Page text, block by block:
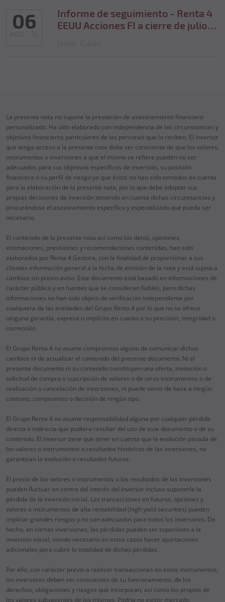
06
Informe de seguimiento - Renta 4
EEUU Acciones FI a cierre de julio
La presente nota no supone la prestación de asesoramiento financiero
personalizado. Ha sido elaborado con independencia de las circunstancias y
objetivos financieros particulares de las personas que lo reciben. El inversor
que tenga acceso a la presente nota debe ser consciente de que los valores,
instrumentos o inversiones a que el mismo se refiere pueden no ser
adecuados para sus objetivos específicos de inversión, su posición
financiera o su perfil de riesgo ya que éstos no han sido tomados en cuenta
para la elaboración de la presente nota, por lo que debe adoptar sus
propias decisiones de inversión teniendo en cuenta dichas circunstancias y
procurándose el asesoramiento específico y especializado que pueda ser
necesario.
El contenido de la presente nota así como los datos, opiniones,
estimaciones, previsiones y recomendaciones contenidas, han sido
elaborados por Renta 4 Gestora, con la finalidad de proporcionar a sus
clientes información general a la fecha de emisión de la nota y está sujeta a
cambios sin previo aviso. Este documento está basado en informaciones de
carácter público y en fuentes que se consideran fiables, pero dichas
informaciones no han sido objeto de verificación independiente por
cualquiera de las entidades del Grupo Renta 4 por lo que no se ofrece
ninguna garantía, expresa o implícita en cuanto a su precisión, integridad o
corrección.
El Grupo Renta 4 no asume compromiso alguno de comunicar dichos
cambios ni de actualizar el contenido del presente documento. Ni el
presente documento ni su contenido constituyen una oferta, invitación o
solicitud de compra o suscripción de valores o de otros instrumentos o de
realización o cancelación de inversiones, ni puede servir de base a ningún
contrato, compromiso o decisión de ningún tipo.
El Grupo Renta 4 no asume responsabilidad alguna por cualquier pérdida
directa o indirecta que pudiera resultar del uso de este documento o de su
contenido. El inversor tiene que tener en cuenta que la evolución pasada de
los valores o instrumentos o resultados históricos de las inversiones, no
garantizan la evolución o resultados futuros.
El precio de los valores o instrumentos o los resultados de las inversiones
pueden fluctuar en contra del interés del inversor incluso suponerle la
pérdida de la inversión inicial. Las transacciones en futuros, opciones y
valores o instrumentos de alta rentabilidad (high yield securities) pueden
implicar grandes riesgos y no son adecuados para todos los inversores. De
hecho, en ciertas inversiones, las pérdidas pueden ser superiores a la
inversión inicial, siendo necesario en estos casos hacer aportaciones
adicionales para cubrir la totalidad de dichas pérdidas.
Por ello, con carácter previo a realizar transacciones en estos instrumentos,
los inversores deben ser conscientes de su funcionamiento, de los
derechos, obligaciones y riesgos que incorporan, así como los propios de
los valores subyacentes de los mismos. Podría no existir mercado